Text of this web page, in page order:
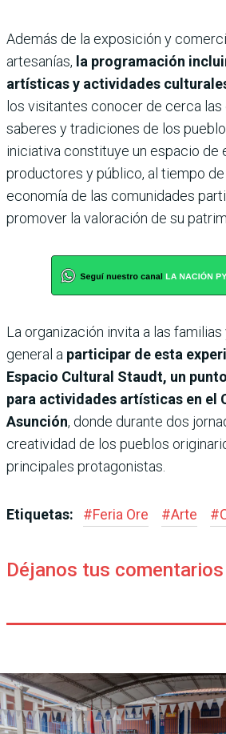
Además de la exposición y
artesanías, la programación
artísticas y actividades
los visitantes conocer de cerca las
saberes y tradiciones de los
iniciativa constituye un espacio de
productores y público, al tiempo
economía de las comunidades
promover la valoración de su
La organización invita a las familias
general a participar de esta
Espacio Cultural Staudt, un
para actividades artísticas en el
Asunción, donde durante dos
creatividad de los pueblos
principales protagonistas.
Etiquetas: #Feria Ore #Arte #
Déjanos tus